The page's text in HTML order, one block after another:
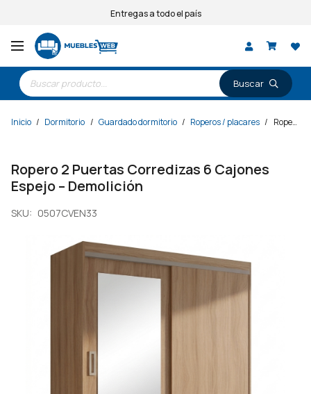
Entregas a todo el país
Búsqueda
de
productos
Inicio / Dormitorio / Guardado dormitorio / Roperos / placares / Ropero 2 Puertas Corredizas 6 Cajones Espejo – Demolición
Ropero 2 Puertas Corredizas 6 Cajones
Espejo – Demolición
SKU: 0507CVEN33